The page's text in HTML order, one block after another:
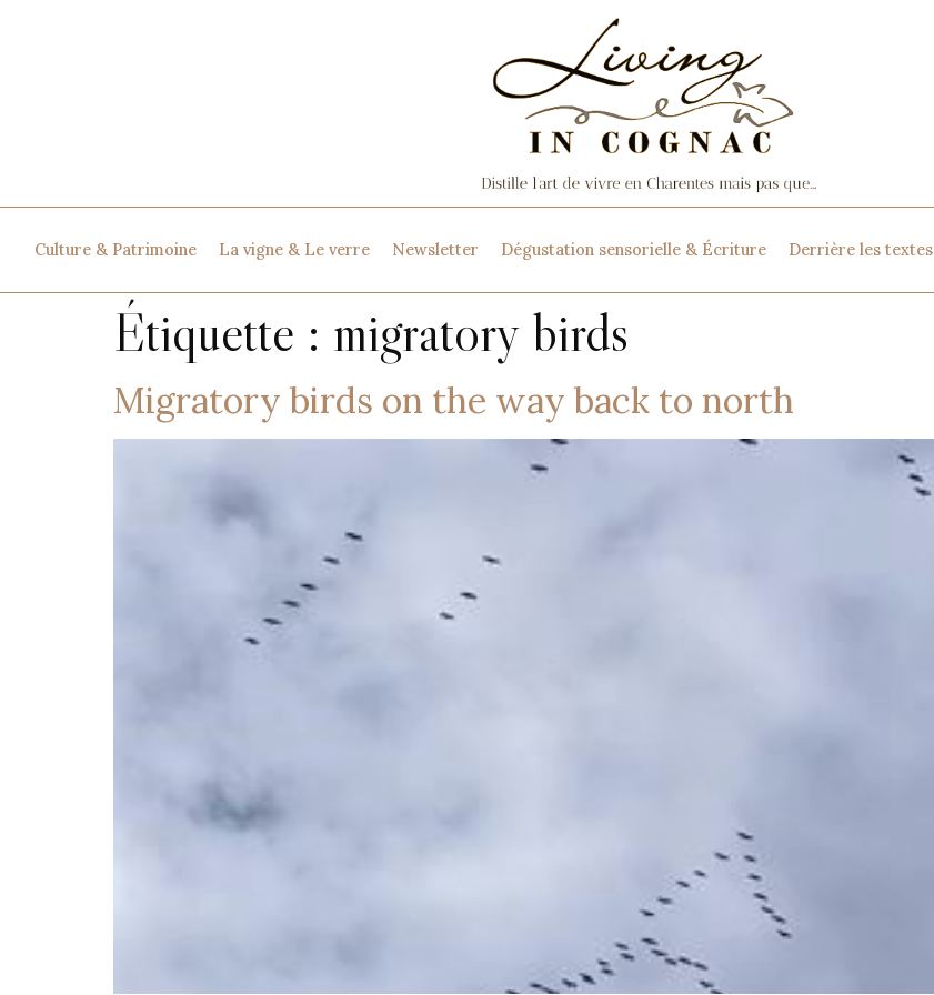
Culture & Patrimoine La vigne & Le verre Newsletter Dégustation sensorielle & Écriture Derrière les textes
Étiquette : migratory birds
Migratory birds on the way back to north